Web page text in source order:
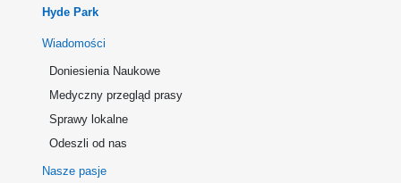
Hyde Park
Wiadomości
Doniesienia Naukowe
Medyczny przegląd prasy
Sprawy lokalne
Odeszli od nas
Nasze pasje